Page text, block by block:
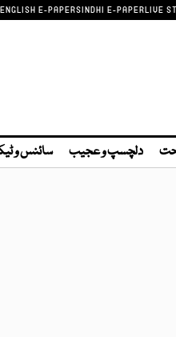
ENGLISH E-PAPERSINDHI E-PAPERLIVE
دلچسپ و عجیب سائنس و